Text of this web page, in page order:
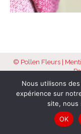
© Pollen Fleurs |
Nous utilisons
expérience sur
site, nous
OK